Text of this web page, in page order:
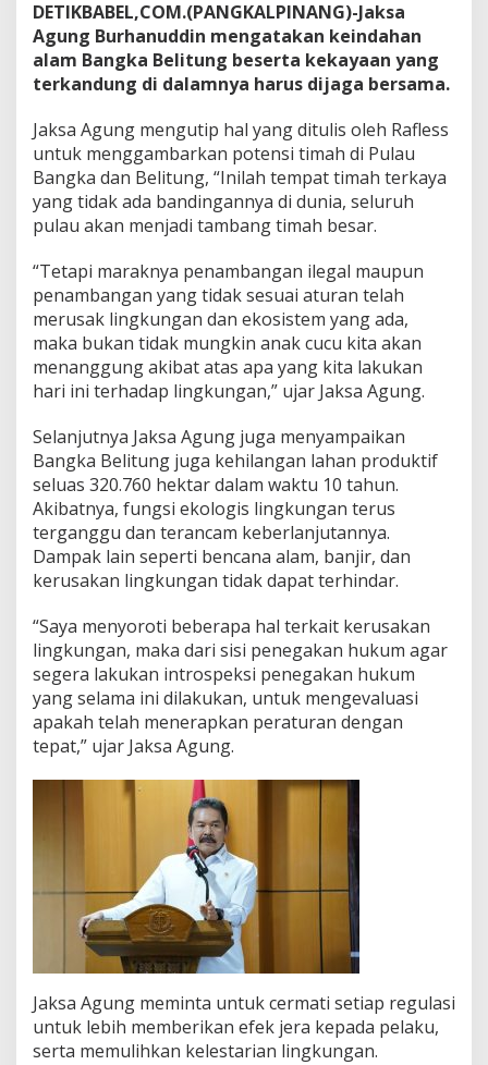
k
a
n
H
u
u
m
D
B
i
a
n
<
b
r
>
r
t
a
m
b
a
n
g
n
Y
a
n
g
M
e
m
p
e
r
h
a
t
i
k
a
n
G
r
e
e
n
DETIKBABEL,COM.(PANGKALPINANG)-Jaksa
Agung Burhanuddin mengatakan keindahan
alam Bangka Belitung beserta kekayaan yang
terkandung di dalamnya harus dijaga bersama.
Jaksa Agung mengutip hal yang ditulis oleh Rafless
untuk menggambarkan potensi timah di Pulau
Bangka dan Belitung, “Inilah tempat timah terkaya
yang tidak ada bandingannya di dunia, seluruh
pulau akan menjadi tambang timah besar.
“Tetapi maraknya penambangan ilegal maupun
penambangan yang tidak sesuai aturan telah
merusak lingkungan dan ekosistem yang ada,
maka bukan tidak mungkin anak cucu kita akan
menanggung akibat atas apa yang kita lakukan
hari ini terhadap lingkungan,” ujar Jaksa Agung.
Selanjutnya Jaksa Agung juga menyampaikan
Bangka Belitung juga kehilangan lahan produktif
seluas 320.760 hektar dalam waktu 10 tahun.
Akibatnya, fungsi ekologis lingkungan terus
terganggu dan terancam keberlanjutannya.
Dampak lain seperti bencana alam, banjir, dan
kerusakan lingkungan tidak dapat terhindar.
“Saya menyoroti beberapa hal terkait kerusakan
lingkungan, maka dari sisi penegakan hukum agar
segera lakukan introspeksi penegakan hukum
yang selama ini dilakukan, untuk mengevaluasi
apakah telah menerapkan peraturan dengan
tepat,” ujar Jaksa Agung.
Jaksa Agung meminta untuk cermati setiap regulasi
untuk lebih memberikan efek jera kepada pelaku,
serta memulihkan kelestarian lingkungan.